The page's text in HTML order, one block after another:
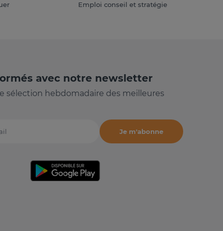
Emploi conseil et stratégie
avec notre newsletter
sélection hebdomadaire des meilleures
Je m'abonne